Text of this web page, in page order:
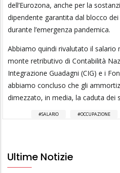
dell’Eurozona, anche per la
dipendente garantita dal blocco
durante l’emergenza pandemica.
Abbiamo quindi rivalutato il salario
monte retributivo di Contabilità
Integrazione Guadagni (CIG) e i
abbiamo concluso che gli
dimezzato, in media, la caduta dei
SALARIO OCCUPAZIONE
Ultime Notizie